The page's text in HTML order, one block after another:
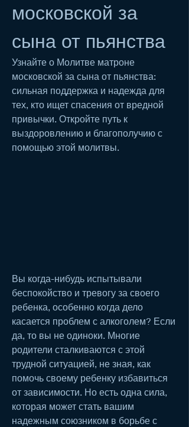
московской за
сына от пьянства
Узнайте о Молитве матроне
московской за сына от пьянства:
сильная поддержка и надежда для
тех, кто ищет спасения от вредной
привычки. Откройте путь к
выздоровлению и благополучию с
помощью этой молитвы.
Вы когда-нибудь испытывали
беспокойство и тревогу за своего
ребенка, особенно когда дело
касается проблем с алкоголем? Если
да, то вы не одиноки. Многие
родители сталкиваются с этой
трудной ситуацией, не зная, как
помочь своему ребенку избавиться
от зависимости. Но есть одна сила,
которая может стать вашим
надежным союзником в борьбе с